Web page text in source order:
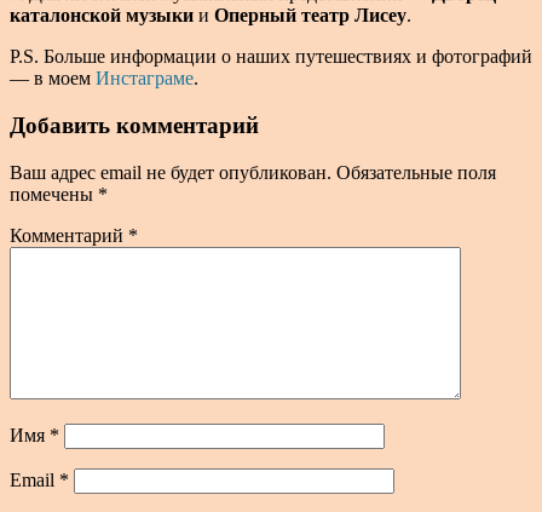
каталонской музыки и Оперный театр Лисеу.
P.S. Больше информации о наших путешествиях и фотографий
— в моем Инстаграме.
Добавить комментарий
Ваш адрес email не будет опубликован. Обязательные поля
помечены *
Комментарий *
Имя *
Email *